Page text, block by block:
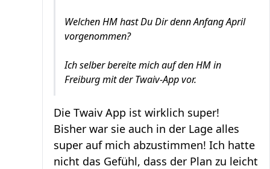
Welchen HM hast Du Dir denn Anfang April
vorgenommen?
Ich selber bereite mich auf den HM in
Freiburg mit der Twaiv-App vor.
Die Twaiv App ist wirklich super!
Bisher war sie auch in der Lage alles
super auf mich abzustimmen! Ich hatte
nicht das Gefühl, dass der Plan zu leicht